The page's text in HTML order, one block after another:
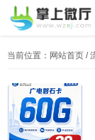
当前位置： 网站首页 /